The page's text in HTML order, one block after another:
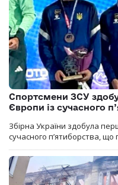
Спортсмени ЗСУ
Європи із сучасного
Збірна України здобула
сучасного п’ятиборства, що